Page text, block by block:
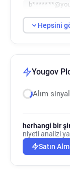
Hepsini
Yougov
Alım
herhangi bir
niyeti analizi
Satın